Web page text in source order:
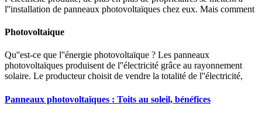
l''installation de panneaux photovoltaïques chez eux. Mais comment
Photovoltaique
Qu''est-ce que l''énergie photovoltaïque ? Les panneaux
photovoltaïques produisent de l''électricité grâce au rayonnement
solaire. Le producteur choisit de vendre la totalité de l''électricité,
Panneaux photovoltaïques : Toits au soleil, bénéfices